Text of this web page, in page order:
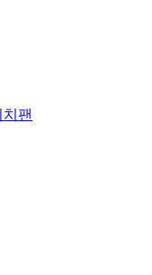
치팬